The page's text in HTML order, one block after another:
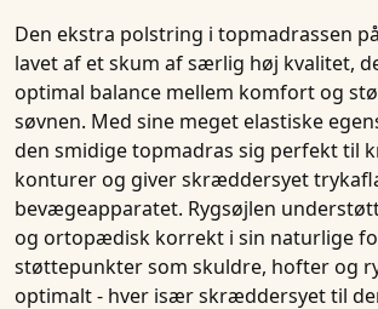
Den ekstra polstring i topmadrassen
lavet af et skum af særlig høj kvalitet,
optimal balance mellem komfort og
søvnen. Med sine meget elastiske
den smidige topmadras sig perfekt til
konturer og giver skræddersyet
bevægeapparatet. Rygsøjlen
og ortopædisk korrekt i sin naturlige
støttepunkter som skuldre, hofter og
optimalt - hver især skræddersyet til